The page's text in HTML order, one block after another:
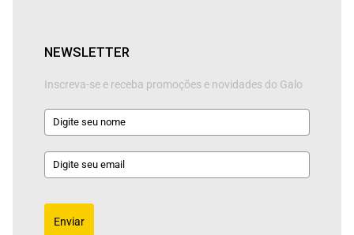
NEWSLETTER
Inscreva-se e receba promoções e novidades do Galo
Enviar